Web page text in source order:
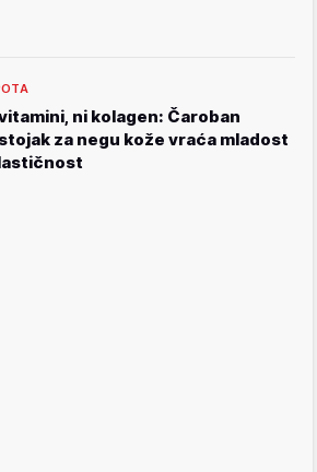
ni kolagen: Čaroban
za negu kože vraća mladost